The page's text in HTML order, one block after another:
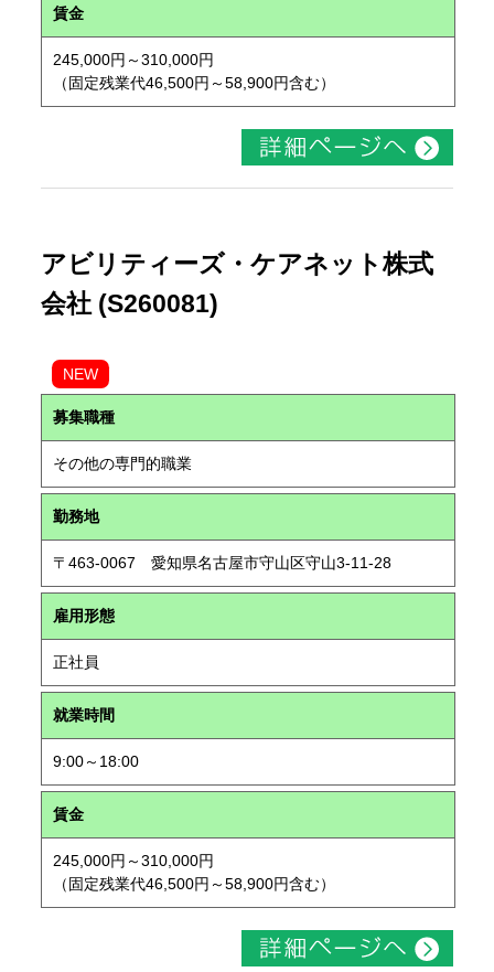
賃金
245,000円～310,000円
（固定残業代46,500円～58,900円含む）
アビリティーズ・ケアネット株式
会社 (S260081)
NEW
募集職種
その他の専門的職業
勤務地
〒463-0067 愛知県名古屋市守山区守山3-11-28
雇用形態
正社員
就業時間
9:00～18:00
賃金
245,000円～310,000円
（固定残業代46,500円～58,900円含む）